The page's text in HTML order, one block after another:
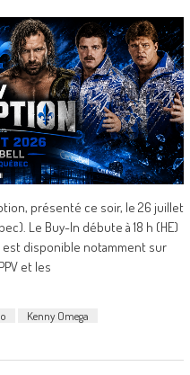
présenté ce soir, le 26 juillet
Le Buy-In débute à 18 h (HE)
est disponible notamment sur
et les
Kenny Omega